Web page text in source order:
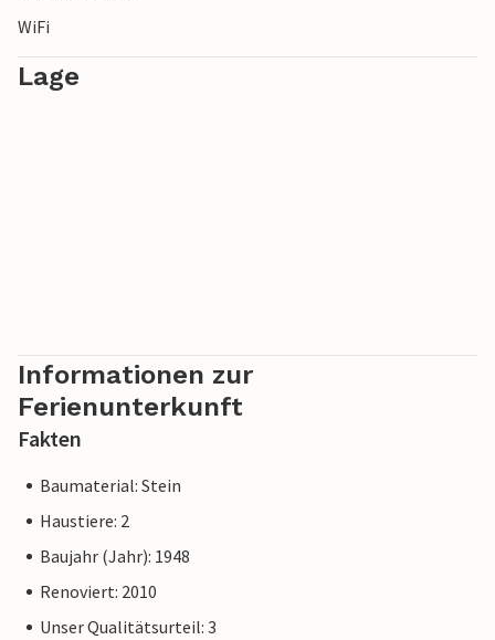
WiFi
Lage
Informationen zur
Ferienunterkunft
Fakten
Baumaterial: Stein
Haustiere: 2
Baujahr (Jahr): 1948
Renoviert: 2010
Unser Qualitätsurteil: 3